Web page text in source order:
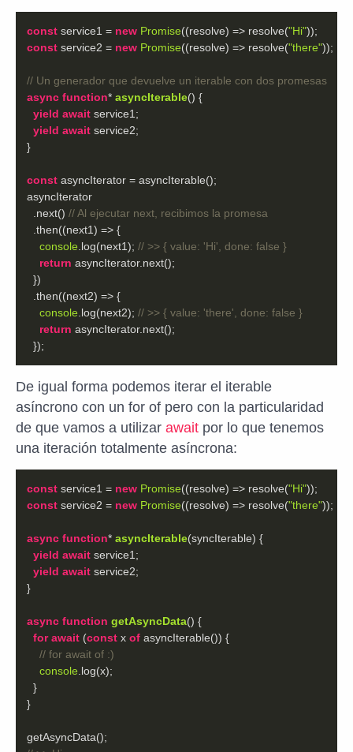
const service1 = new Promise((resolve) => resolve("Hi"
const service2 = new Promise((resolve) => resolve("there"
// Un generador que devuelve un iterable con dos promesas
async function* asyncIterable()
yield await
yield await
const
  .next()
// Al ejecutar next, recibimos la promesa
  .then(
(next1) =>
console .log(next1); // >> { value: 'Hi', done: false }
return
  .then(
(next2) =>
console .log(next2); // >> { value: 'there', done: false }
return
  });
De igual forma podemos iterar el iterable
asíncrono con un for of pero con la particularidad
de que vamos a utilizar await por lo que tenemos
una iteración totalmente asíncrona:
const service1 = new Promise((resolve) => resolve("Hi"
const service2 = new Promise((resolve) => resolve("there"
async function* asyncIterable(syncIterable)
yield await
yield await
async function getAsyncData()
for await (const x of
// for await of :)
console